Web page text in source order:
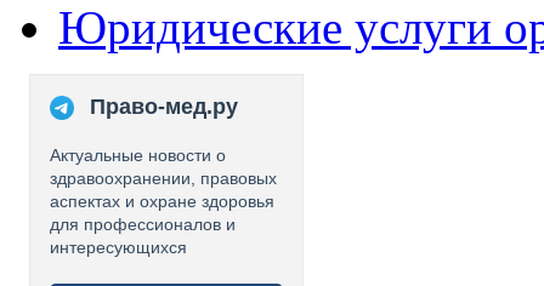
Юридические услуги
Право-мед.ру
Актуальные новости о
здравоохранении, правовых
аспектах и охране здоровья
для профессионалов и
интересующихся